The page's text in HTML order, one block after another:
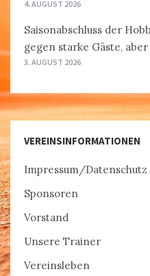
4. AUGUST 2026
Saisonabschluss der
gegen starke Gäste,
3. AUGUST 2026
VEREINSINFORMATIONEN
Impressum/Datenschutz
Sponsoren
Vorstand
Unsere Trainer
Vereinsleben